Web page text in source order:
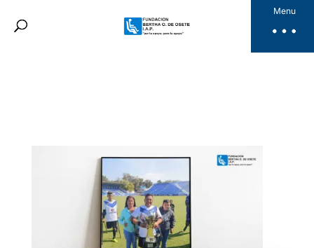
Productos
Menu